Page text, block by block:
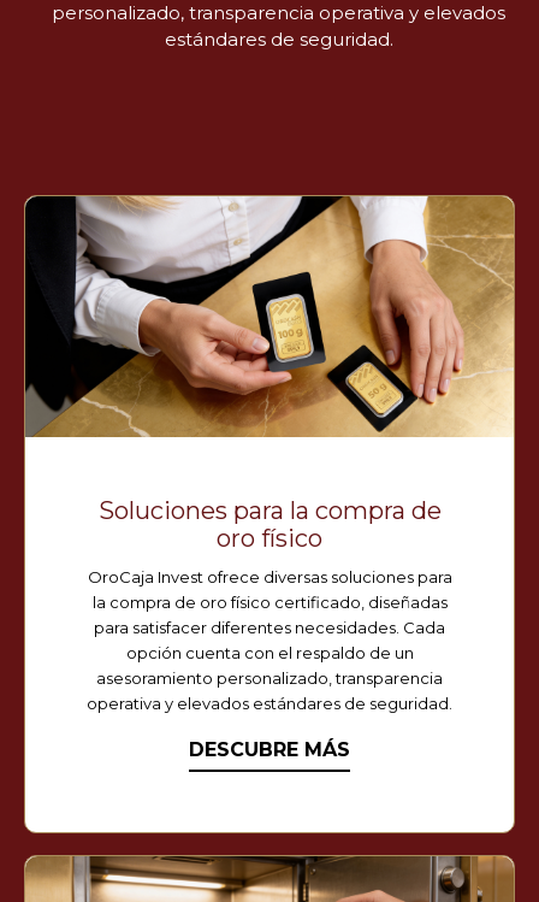
personalizado, transparencia operativa y elevados
estándares de seguridad.
Soluciones para la compra de
oro físico
OroCaja Invest ofrece diversas soluciones para
la compra de oro físico certificado, diseñadas
para satisfacer diferentes necesidades. Cada
opción cuenta con el respaldo de un
asesoramiento personalizado, transparencia
operativa y elevados estándares de seguridad.
DESCUBRE MÁS